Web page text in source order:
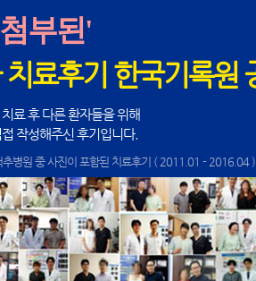
부된'
료후기 한국기록원
료 후 다른 환자들을 위해
작성해주신 후기입니다.
병원 중 사진이 포함된 치료후기 ( 2011.01 - 2016.04 )